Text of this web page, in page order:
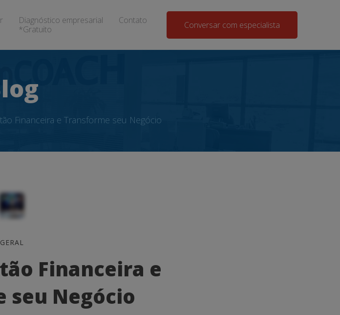
Diagnóstico empresarial
*Gratuito
Contato Conversar com especialista
Financeira e Transforme seu Negócio